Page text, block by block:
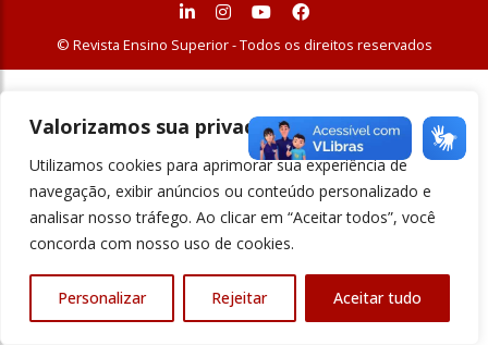
Valorizamos sua privacidade
Utilizamos cookies para aprimorar sua experiência de
navegação, exibir anúncios ou conteúdo personalizado e
analisar nosso tráfego. Ao clicar em “Aceitar todos”, você
concorda com nosso uso de cookies.
Personalizar Rejeitar Aceitar tudo
© Revista Ensino Superior - Todos os direitos reservados